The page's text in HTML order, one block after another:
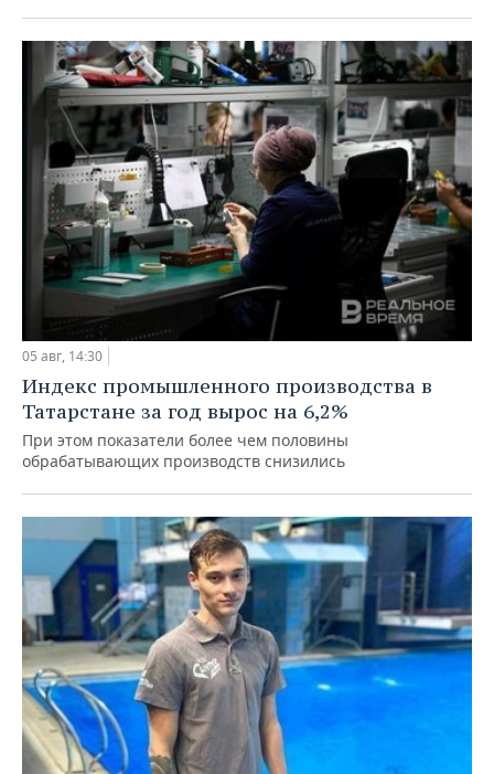
05 авг, 14:30
Индекс промышленного производства в
Татарстане за год вырос на 6,2%
При этом показатели более чем половины
обрабатывающих производств снизились